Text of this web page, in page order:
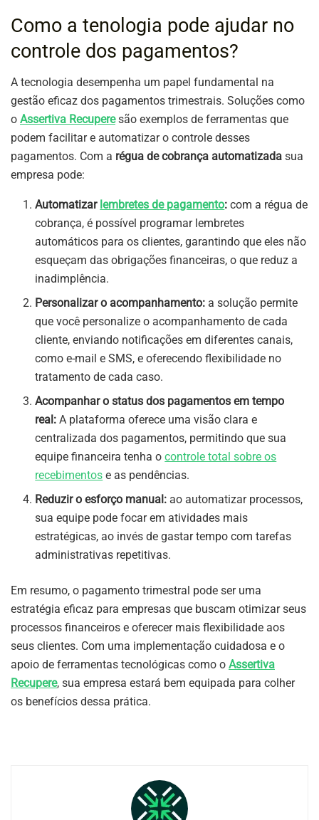
Como a tenologia pode ajudar no
controle dos pagamentos?
A tecnologia desempenha um papel fundamental na
gestão eficaz dos pagamentos trimestrais. Soluções como
o Assertiva Recuperesão exemplos de ferramentas que
podem facilitar e automatizar o controle desses
pagamentos. Com a régua de cobrança automatizada sua
empresa pode:
Automatizar lembretes de pagamento: com a régua de
cobrança, é possível programar lembretes
automáticos para os clientes, garantindo que eles não
esqueçam das obrigações financeiras, o que reduz a
inadimplência.
Personalizar o acompanhamento: a solução permite
que você personalize o acompanhamento de cada
cliente, enviando notificações em diferentes canais,
como e-mail e SMS, e oferecendo flexibilidade no
tratamento de cada caso.
Acompanhar o status dos pagamentos em tempo
real: A plataforma oferece uma visão clara e
centralizada dos pagamentos, permitindo que sua
equipe financeira tenha ocontrole total sobre os
recebimentos e as pendências.
Reduzir o esforço manual: ao automatizar processos,
sua equipe pode focar em atividades mais
estratégicas, ao invés de gastar tempo com tarefas
administrativas repetitivas.
Em resumo, o pagamento trimestral pode ser uma
estratégia eficaz para empresas que buscam otimizar seus
processos financeiros e oferecer mais flexibilidade aos
seus clientes. Com uma implementação cuidadosa e o
apoio de ferramentas tecnológicas como o Assertiva
Recupere, sua empresa estará bem equipada para colher
os benefícios dessa prática.